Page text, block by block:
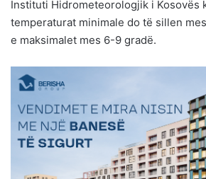
Instituti Hidrometeorologjik i Kosovës
temperaturat minimale do të sillen
e maksimalet mes 6-9 gradë.